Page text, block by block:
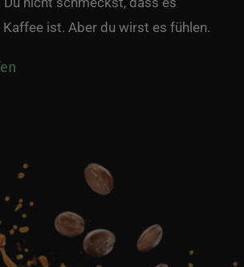
ist. Aber du wirst es fühlen.